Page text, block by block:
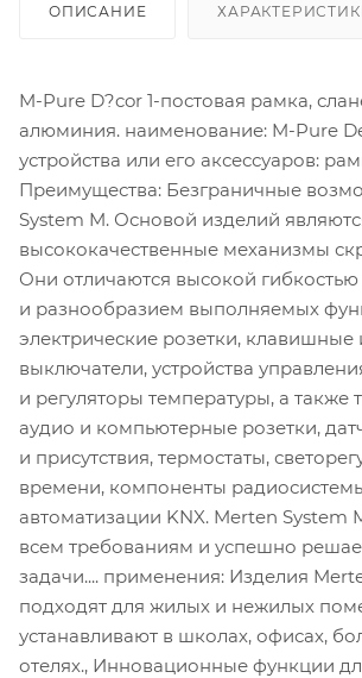
ОПИСАНИЕ
M-Pure D?cor 1-постовая рамка,
алюминия. наименование: M-Pure
устройства или его аксессуаров:
Преимущества: Безграничные
System M. Основой изделий
высококачественные механизмы
Они отличаются высокой
и разнообразием выполняемых
электрические розетки,
выключатели, устройства
и регуляторы температуры, а также
аудио и компьютерные розетки,
и присутствия, термостаты,
времени, компоненты
автоматизации KNX. Merten System
всем требованиям и успешно
задачи.... применения: Изделия
подходят для жилых и нежилых
устанавливают в школах, офисах,
отелях., Инновационные функции